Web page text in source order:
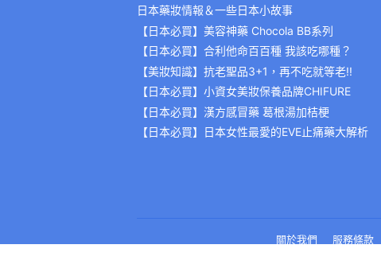
日本藥妝情報＆一些日本小故事
【日本必買】美容神藥 Chocola BB系列
【日本必買】合利他命百百種 我該吃哪種？
【美妝知識】抗老聖品3+1，再不吃就等老!!
【日本必買】小資女美妝保養品牌CHIFURE
【日本必買】漢方感冒藥 葛根湯加桔梗
【日本必買】日本女性最愛的EVE止痛藥大解析
關於我們 服務條款